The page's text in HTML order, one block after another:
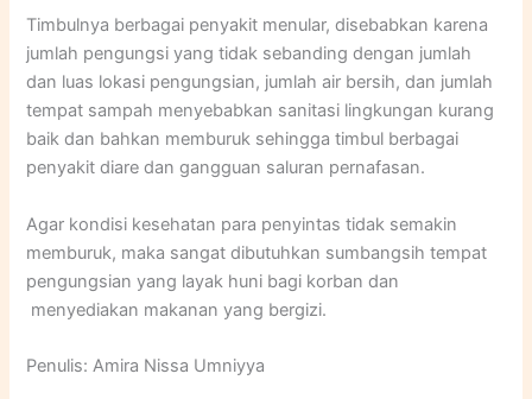
Timbulnya berbagai penyakit menular, disebabkan karena
jumlah pengungsi yang tidak sebanding dengan jumlah
dan luas lokasi pengungsian, jumlah air bersih, dan jumlah
tempat sampah menyebabkan sanitasi lingkungan kurang
baik dan bahkan memburuk sehingga timbul berbagai
penyakit diare dan gangguan saluran pernafasan.
Agar kondisi kesehatan para penyintas tidak semakin
memburuk, maka sangat dibutuhkan sumbangsih tempat
pengungsian yang layak huni bagi korban dan
menyediakan makanan yang bergizi.
Penulis: Amira Nissa Umniyya